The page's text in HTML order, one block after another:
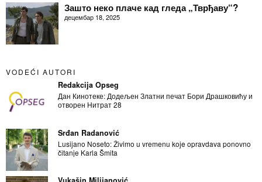
Зашто неко плаче кад гледа „Тврђаву“?
децембар 18, 2025
VODEĆI AUTORI
Redakcija Opseg
Дан Кинотеке: Додељен Златни печат Бори Драшковићу и
отворен Нитрат 28
Srđan Radanović
Lusijano Noseto: Živimo u vremenu koje opravdava ponovno
čitanje Karla Šmita